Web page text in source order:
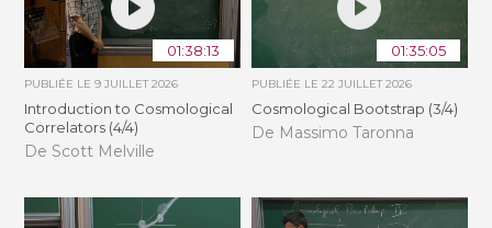
01:38:13
PUBLIÉE LE9 JUILLET 2026
Introduction to Cosmological
Correlators (4/4)
De Scott Melville
01:35:05
PUBLIÉE LE 22 JUILLET 2026
Cosmological Bootstrap (3/4)
De Massimo Taronna